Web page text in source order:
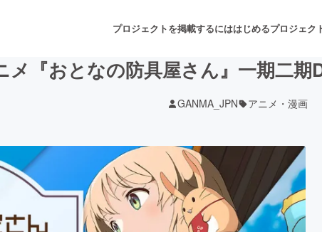
プロジェクトを掲載するにははじめるプロジェク
音楽 舞台・
ト ゲーム・サービス開発 フード
メ『おとなの防具屋さん』一期二期
GANMA_JPN アニメ・漫画